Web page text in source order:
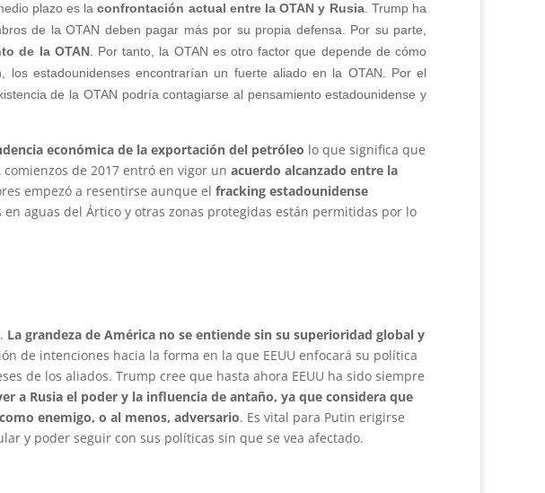
plazo es laconfrontación actual entre la OTAN y Rusia. Trump ha
de la OTAN deben pagar más por su propia defensa. Por su parte,
de la OTAN. Por tanto, la OTAN es otro factor que depende de cómo
estadounidenses encontrarían un fuerte aliado en la OTAN. Por el
de la OTAN podría contagiarse al pensamiento estadounidense y
económica de la exportación del petróleo lo que significa que
de 2017 entró en vigor un acuerdo alcanzado entre la
empezó a resentirse aunque el fracking estadounidense
aguas del Ártico y otras zonas protegidas están permitidas por lo
La grandeza de América no se entiende sin su superioridad global y
de intenciones hacia la forma en la que EEUU enfocará su política
de los aliados. Trump cree que hasta ahora EEUU ha sido siempre
a Rusia el poder y la influencia de antaño, ya que considera que
enemigo, o al menos, adversario. Es vital para Putin erigirse
y poder seguir con sus políticas sin que se vea afectado.